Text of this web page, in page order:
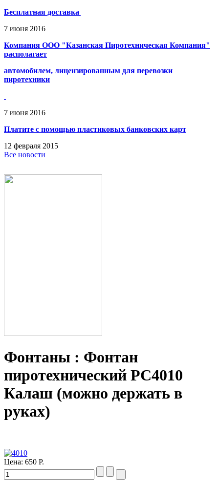
Бесплатная доставка
7 июня 2016
Компания ООО "Казанская Пиротехническая Компания"
располагает
автомобилем, лицензированным для перевозки
пиротехники
7 июня 2016
Платите с помощью пластиковых банковских карт
12 февраля 2015
Все новости
Фонтаны : Фонтан
пиротехнический РС4010
Калаш (можно держать в
руках)
Цена: 650 Р.